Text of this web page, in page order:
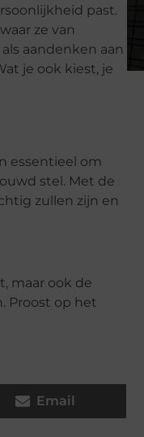
past.
ze van
aandenken aan
je ook kiest, je
essentieel om
stel. Met de
zullen zijn en
maar ook de
Proost op het
Email